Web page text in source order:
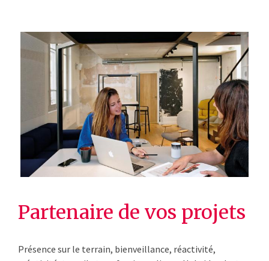
Partenaire de vos projets
Présence sur le terrain, bienveillance, réactivité,